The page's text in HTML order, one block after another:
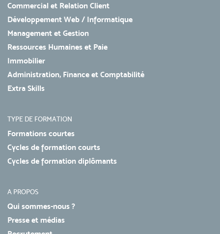
Commercial et Relation Client
Développement Web / Informatique
Management et Gestion
Ressources Humaines et Paie
Immobilier
Administration, Finance et Comptabilité
Extra Skills
TYPE DE FORMATION
Formations courtes
Cycles de formation courts
Cycles de formation diplômants
A PROPOS
Qui sommes-nous ?
Presse et médias